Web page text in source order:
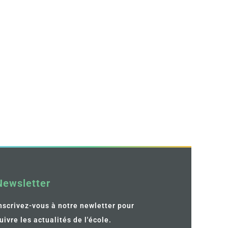
vous à notre newletter pour
les actualités de l'école.